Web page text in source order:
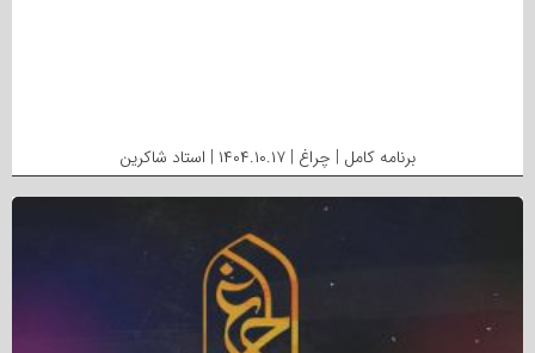
برنامه کامل | چراغ | ۱۴۰۴.۱۰.۱۷ | استاد شاکرین